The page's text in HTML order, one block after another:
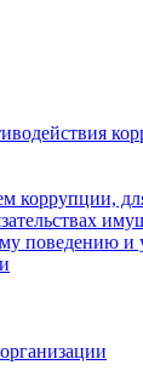
коррупции,
поведению и